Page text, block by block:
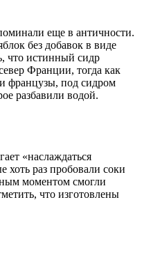
еще в античности.
без добавок в виде
что истинный сидр
Франции, тогда как
французы, под сидром
разбавили водой.
«наслаждаться
хоть раз пробовали соки
моментом смогли
что изготовлены